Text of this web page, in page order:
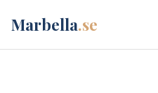
Marbella.se